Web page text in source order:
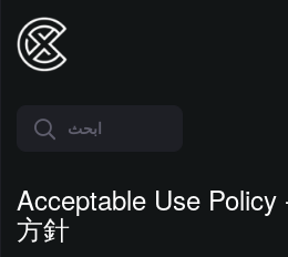
أخبار
وإعلانات
Acceptable Use
方針